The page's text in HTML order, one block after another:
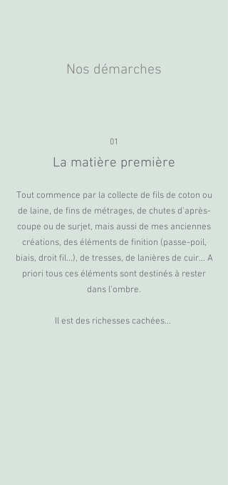
Nos démarches
01
La matière première
Tout commence par la collecte de fils de coton ou
de laine, de fins de métrages, de chutes d'après-
coupe ou de surjet, mais aussi de mes anciennes
créations, des éléments de finition (passe-poil,
biais, droit fil...), de tresses, de lanières de cuir... A
priori tous ces éléments sont destinés à rester
dans l'ombre.
Il est des richesses cachées...